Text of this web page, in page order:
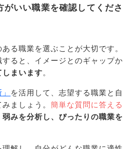
がいい職業を確認してくださ
る職業を選ぶことが大切です。
ると、イメージとのギャップか
まいます。
を活用して、志望する職業と自
ましょう。 簡単な質問に答える
みを分析し、ぴったりの職業を